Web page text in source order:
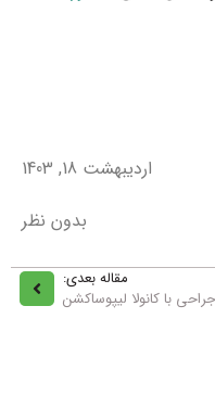
اردیبهشت 18, 1403
بدون نظر
مقاله بعدی:
جراحی با کانولا لیپوساکشن